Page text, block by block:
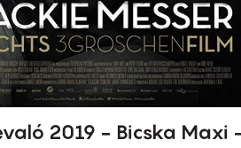
2019 - Bicska Maxi